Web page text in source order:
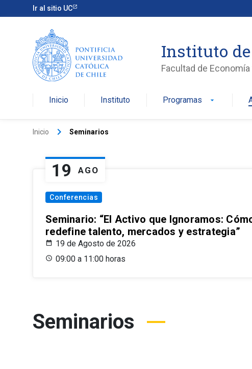
Ir al sitio UC
Instituto
Facultad de
Inicio Instituto Programas arrow_drop_down
Inicio keyboard_arrow_right Seminarios
19 AGO
Conferencias
Seminario: “El Activo que Ignoramos:
redefine talento, mercados y estrategia”
19 de Agosto de 2026
09:00 a 11:00 horas
Seminarios